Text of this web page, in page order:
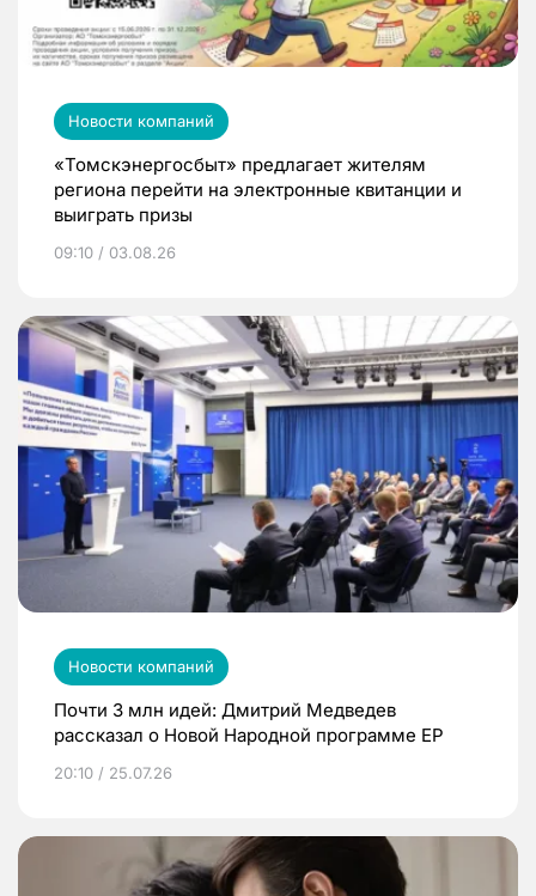
Новости компаний
«Томскэнергосбыт» предлагает жителям
региона перейти на электронные квитанции и
выиграть призы
09:10 / 03.08.26
Новости компаний
Почти 3 млн идей: Дмитрий Медведев
рассказал о Новой Народной программе ЕР
20:10 / 25.07.26